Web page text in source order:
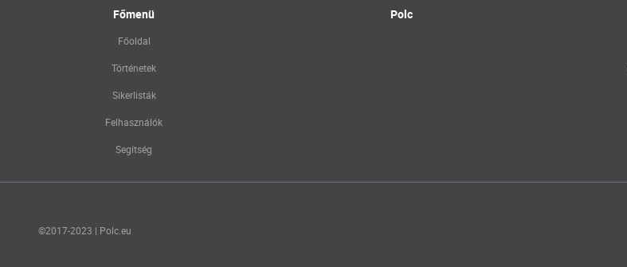
Főmenü
Főoldal
Történetek
Sikerlisták
Felhasználók
Segítség
Polc
©2017-2023 | Polc.eu